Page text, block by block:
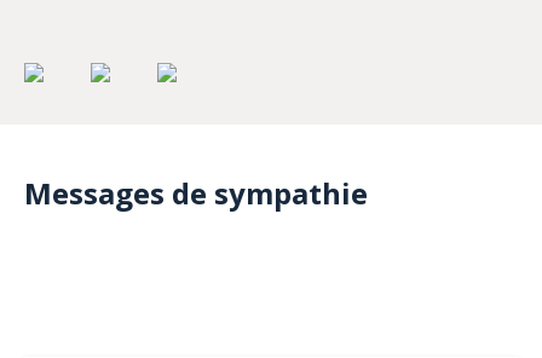
Messages de sympathie